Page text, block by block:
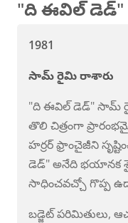
"ది ఈవిల్ డెడ్"
1981
సామ్ రైమి రాశారు
"ది ఈవిల్ డెడ్" సామ్
తొలి చిత్రంగా
హర్రర్ ఫ్రాంచైజీని
డెడ్" అనేది భయానక
సాధించవచ్చో గొప్ప
బడ్జెట్ పరిమితులు,